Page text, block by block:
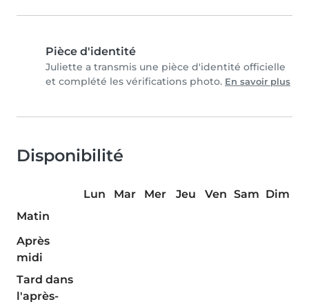
Pièce d'identité
Juliette a transmis une pièce d'identité officielle
et complété les vérifications photo. En savoir plus
Disponibilité
Lun Mar Mer Jeu Ven Sam Dim
Matin
Après
midi
Tard dans
l'après-